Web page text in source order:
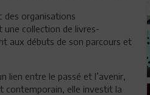
des organisations
une collection de livres-
aux débuts de son parcours et
lien entre le passé et l’avenir,
contemporain, elle investit la